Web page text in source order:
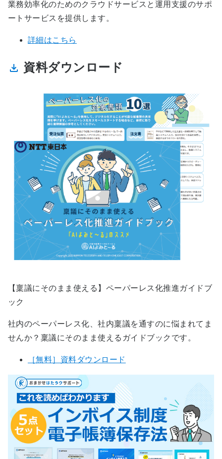
業務効率化のためのクラウドサービスと運用支援のサポ
ートサービスを提供します。
詳細はこちら
資料ダウンロード
【稟議にそのまま使える】ペーパーレス化推進ガイドブ
ック
社内のペーパーレス化、社内稟議を通すのに悩まれてま
せんか？稟議にそのまま使えるガイドブックです。
［無料］資料ダウンロード